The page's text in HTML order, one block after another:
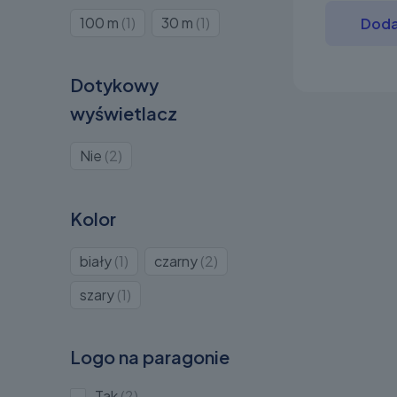
100 m 1Produkt
30 m 1Produkt
Dotykowy
wyświetlacz
Nie 2Produkty
Kolor
biały 1Produktczarny 2Produkty
szary 1Produkt
Logo na paragonie